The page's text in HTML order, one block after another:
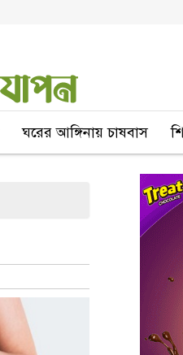
ঘরের আঙ্গিনায় চাষবাস